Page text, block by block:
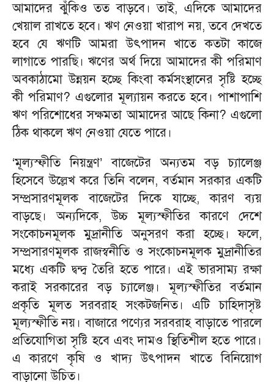
আমাদের ঝুঁকিও তত বাড়বে। তাই, এদিকে আমাদের
খেয়াল রাখতে হবে। ঋণ নেওয়া খারাপ নয়, তবে দেখতে
হবে যে ঋণটি আমরা উৎপাদন খাতে কতটা কাজে
লাগাতে পারছি। ঋণের অর্থ দিয়ে আমাদের কী পরিমাণ
অবকাঠামো উন্নয়ন হচ্ছে কিংবা কর্মসংস্থানের সৃষ্টি হচ্ছে
কী পরিমাণ? এগুলোর মূল্যায়ন করতে হবে। পাশাপাশি
ঋণ পরিশোধের সক্ষমতা আমাদের আছে কিনা? এগুলো
ঠিক থাকলে ঋণ নেওয়া যেতে পারে।
‘মূল্যস্ফীতি নিয়ন্ত্রণ’ বাজেটের অন্যতম বড় চ্যালেঞ্জ
হিসেবে উল্লেখ করে তিনি বলেন, বর্তমান সরকার একটি
সম্প্রসারণমূলক বাজেটের দিকে যাচ্ছে, কারণ ব্যয়
বাড়ছে। অন্যদিকে, উচ্চ মূল্যস্ফীতির কারণে দেশে
সংকোচনমূলক মুদ্রানীতি অনুসরণ করা হচ্ছে। ফলে,
সম্প্রসারণমূলক রাজস্বনীতি ও সংকোচনমূলক মুদ্রানীতির
মধ্যে একটি দ্বন্দ্ব তৈরি হতে পারে। এই ভারসাম্য রক্ষা
করাই সরকারের বড় চ্যালেঞ্জ। মূল্যস্ফীতির বর্তমান
প্রকৃতি মূলত সরবরাহ সংকটজনিত। এটি চাহিদাসৃষ্ট
মূল্যস্ফীতি নয়। বাজারে পণ্যের সরবরাহ বাড়াতে পারলে
প্রতিযোগিতা সৃষ্টি হবে এবং দামও স্থিতিশীল হতে পারে।
এ কারণে কৃষি ও খাদ্য উৎপাদন খাতে বিনিয়োগ
বাড়ানো উচিত।